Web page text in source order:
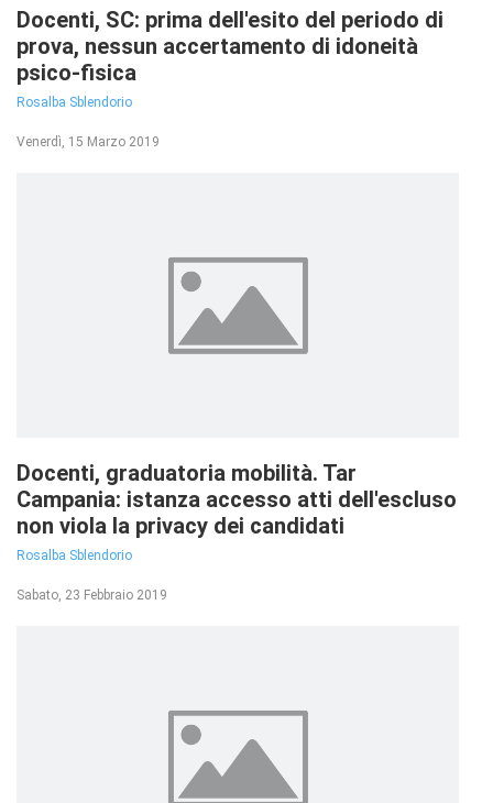
Docenti, SC: prima dell'esito del periodo di
prova, nessun accertamento di idoneità
psico-fisica
Rosalba Sblendorio
Venerdì, 15 Marzo 2019
Docenti, graduatoria mobilità. Tar
Campania: istanza accesso atti dell'escluso
non viola la privacy dei candidati
Rosalba Sblendorio
Sabato, 23 Febbraio 2019